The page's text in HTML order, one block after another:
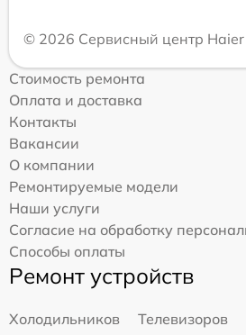
© 2026 Сервисный центр Haier
Стоимость ремонта
Оплата и доставка
Контакты
Вакансии
О компании
Ремонтируемые модели
Наши услуги
Согласие на обработку
Способы оплаты
Ремонт устройств
Холодильников
Телевизоров